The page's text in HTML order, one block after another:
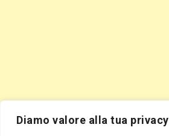
Diamo valore alla tua privacy